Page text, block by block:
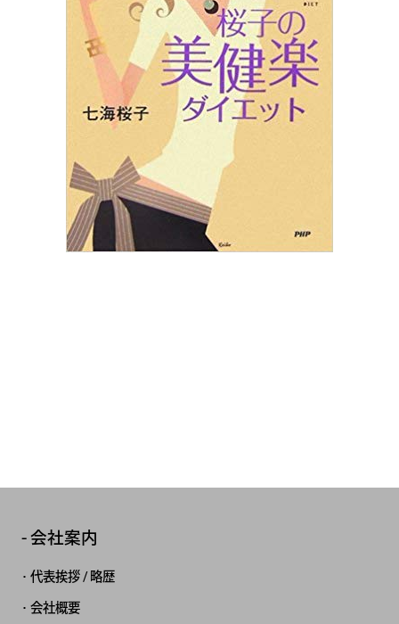
会社案内
代表挨拶 / 略歴
会社概要